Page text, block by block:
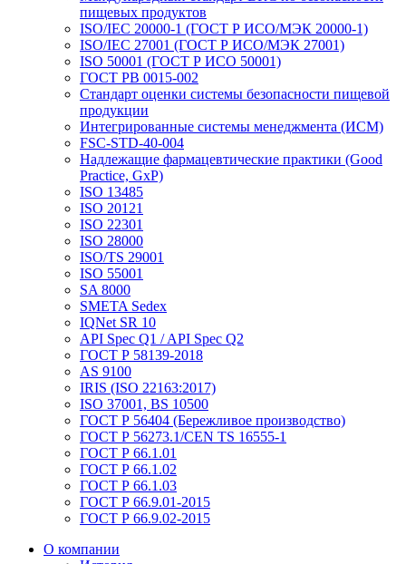
пищевых продуктов
ISO/IEC 20000-1 (ГОСТ Р ИСО/МЭК 20000-1)
ISO/IEC 27001 (ГОСТ Р ИСО/МЭК 27001)
ISO 50001 (ГОСТ Р ИСО 50001)
ГОСТ РВ 0015-002
Стандарт оценки системы безопасности пищевой
продукции
Интегрированные системы менеджмента (ИСМ)
FSC-STD-40-004
Надлежащие фармацевтические практики (Good
Practice, GxP)
ISO 13485
ISO 20121
ISO 22301
ISO 28000
ISO/TS 29001
ISO 55001
SA 8000
SMETA Sedex
IQNet SR 10
API Spec Q1 / API Spec Q2
ГОСТ Р 58139-2018
AS 9100
IRIS (ISO 22163:2017)
ISO 37001, BS 10500
ГОСТ Р 56404 (Бережливое производство)
ГОСТ Р 56273.1/CEN TS 16555-1
ГОСТ Р 66.1.01
ГОСТ Р 66.1.02
ГОСТ Р 66.1.03
ГОСТ Р 66.9.01-2015
ГОСТ Р 66.9.02-2015
О компании